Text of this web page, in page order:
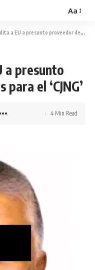
Aa
a presunto proveedor de químicos para el ‘CJNG’
a presunto
el ‘CJNG’
4 Min Read